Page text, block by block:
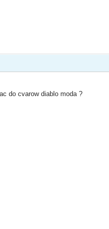
do cvarow diablo moda ?